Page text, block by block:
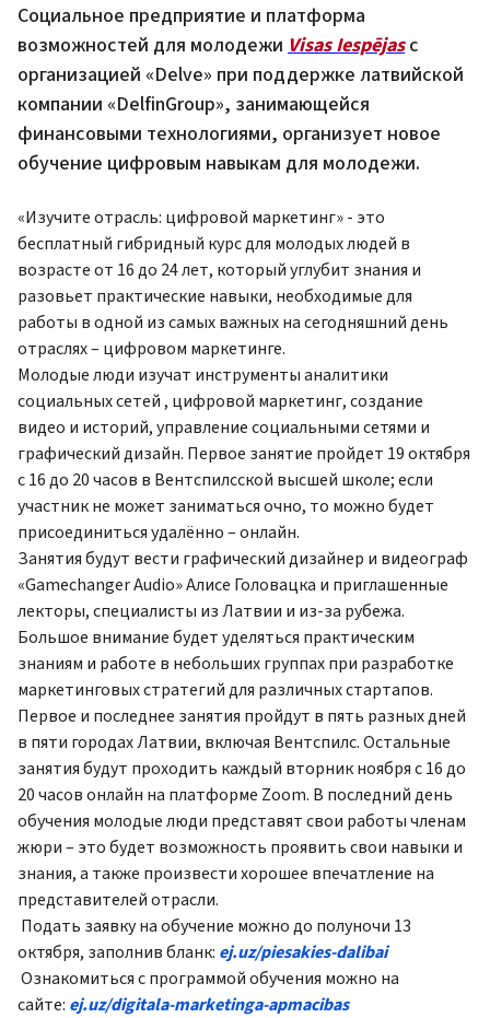
Социальное предприятие и платформа
возможностей для молодежи Visas Iespējas с
организацией «Delve» при поддержке латвийской
компании «DelfinGroup», занимающейся
финансовыми технологиями, организует новое
обучение цифровым навыкам для молодежи.
«Изучите отрасль: цифровой маркетинг» - это
бесплатный гибридный курс для молодых людей в
возрасте от 16 до 24 лет, который углубит знания и
разовьет практические навыки, необходимые для
работы в одной из самых важных на сегодняшний день
отраслях – цифровом маркетинге.
Молодые люди изучат инструменты аналитики
социальных сетей , цифровой маркетинг, создание
видео и историй, управление социальными сетями и
графический дизайн. Первое занятие пройдет 19 октября
с 16 до 20 часов в Вентспилсской высшей школе; если
участник не может заниматься очно, то можно будет
присоединиться удалённо – онлайн.
Занятия будут вести графический дизайнер и видеограф
«Gamechanger Audio» Алисе Головацка и приглашенные
лекторы, специалисты из Латвии и из-за рубежа.
Большое внимание будет уделяться практическим
знаниям и работе в небольших группах при разработке
маркетинговых стратегий для различных стартапов.
Первое и последнее занятия пройдут в пять разных дней
в пяти городах Латвии, включая Вентспилс. Остальные
занятия будут проходить каждый вторник ноября с 16 до
20 часов онлайн на платформе Zoom. В последний день
обучения молодые люди представят свои работы членам
жюри – это будет возможность проявить свои навыки и
знания, а также произвести хорошее впечатление на
представителей отрасли.
Подать заявку на обучение можно до полуночи 13
октября, заполнив бланк: ej.uz/piesakies-dalibai
Ознакомиться с программой обучения можно на
сайте: ej.uz/digitala-marketinga-apmacibas